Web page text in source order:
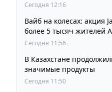
Сегодня 12:16
Вайб на колесах: акция
более 5 тысяч жителей
Сегодня 11:56
В Казахстане
значимые продукты
Сегодня 11:50